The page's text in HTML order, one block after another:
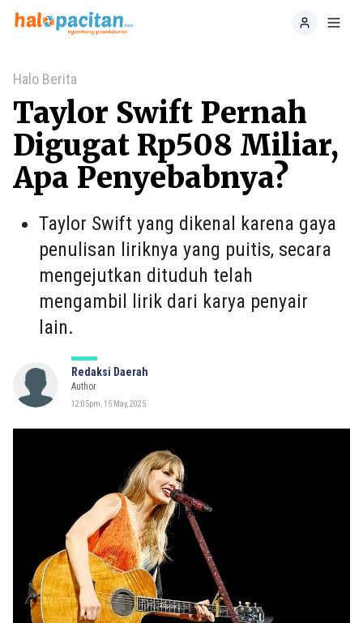
Home
Halo Berita
Taylor Swift Pernah
Digugat Rp508 Miliar,
Apa Penyebabnya?
Taylor Swift yang dikenal karena gaya
penulisan liriknya yang puitis, secara
mengejutkan dituduh telah
mengambil lirik dari karya penyair
lain.
Redaksi Daerah
Author
12:05pm, 15 May, 2025